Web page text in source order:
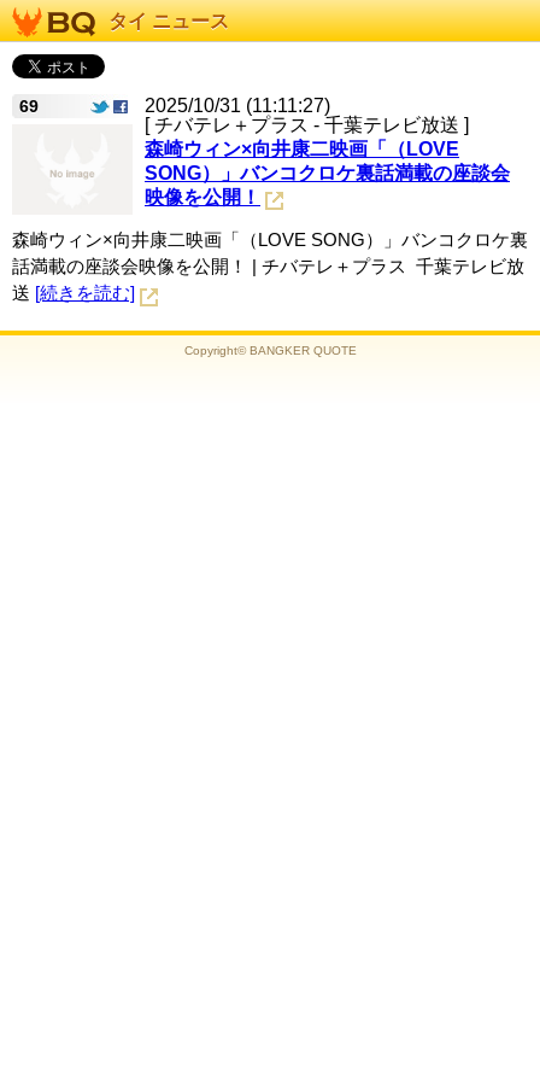
タイ ニュース
69
2025/10/31 (11:11:27)
[ チバテレ＋プラス - 千葉テレビ放送 ]
森崎ウィン×向井康二映画「（LOVE
SONG）」バンコクロケ裏話満載の座談会
映像を公開！
森崎ウィン×向井康二映画「（LOVE SONG）」バンコクロケ裏
話満載の座談会映像を公開！ | チバテレ＋プラス 千葉テレビ放
送 [続きを読む]
Copyright© BANGKER QUOTE